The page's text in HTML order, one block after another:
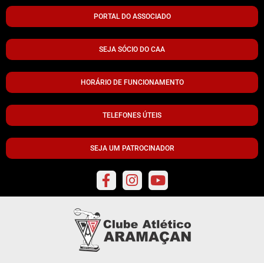
PORTAL DO ASSOCIADO
SEJA SÓCIO DO CAA
HORÁRIO DE FUNCIONAMENTO
TELEFONES ÚTEIS
SEJA UM PATROCINADOR